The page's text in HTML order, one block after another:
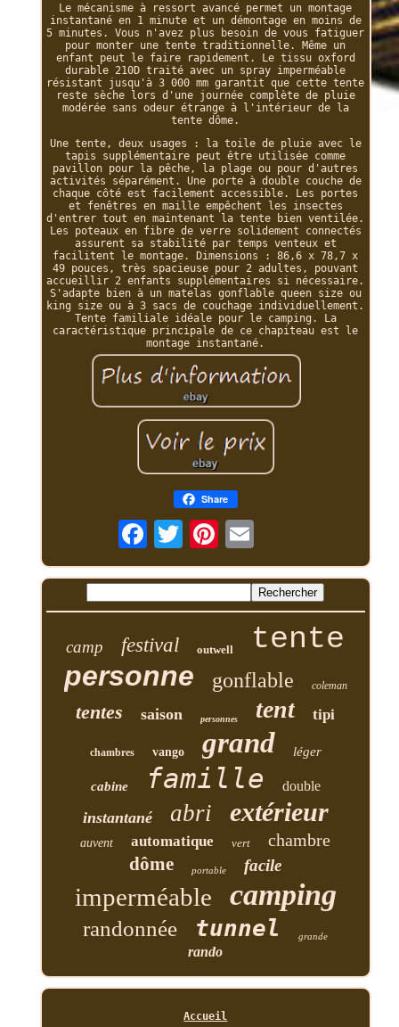
Le mécanisme à ressort avancé permet un montage
instantané en 1 minute et un démontage en moins de
5 minutes. Vous n'avez plus besoin de vous fatiguer
pour monter une tente traditionnelle. Même un
enfant peut le faire rapidement. Le tissu oxford
durable 210D traité avec un spray imperméable
résistant jusqu'à 3 000 mm garantit que cette tente
reste sèche lors d'une journée complète de pluie
modérée sans odeur étrange à l'intérieur de la
tente dôme.
Une tente, deux usages : la toile de pluie avec le
tapis supplémentaire peut être utilisée comme
pavillon pour la pêche, la plage ou pour d'autres
activités séparément. Une porte à double couche de
chaque côté est facilement accessible. Les portes
et fenêtres en maille empêchent les insectes
d'entrer tout en maintenant la tente bien ventilée.
Les poteaux en fibre de verre solidement connectés
assurent sa stabilité par temps venteux et
facilitent le montage. Dimensions : 86,6 x 78,7 x
49 pouces, très spacieuse pour 2 adultes, pouvant
accueillir 2 enfants supplémentaires si nécessaire.
S'adapte bien à un matelas gonflable queen size ou
king size ou à 3 sacs de couchage individuellement.
Tente familiale idéale pour le camping. La
caractéristique principale de ce chapiteau est le
montage instantané.
Share
camp festival outwell tente
personne gonflable coleman
tentes saison personnes tent tipi
chambres vango grand léger
cabine famille double
instantané abri extérieur
auvent automatique vert chambre
dôme portable facile
imperméable camping
randonnée tunnel grande
rando
Accueil